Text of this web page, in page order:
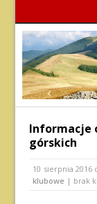
Informacje
górskich
10 sierpnia 2016
klubowe | brak